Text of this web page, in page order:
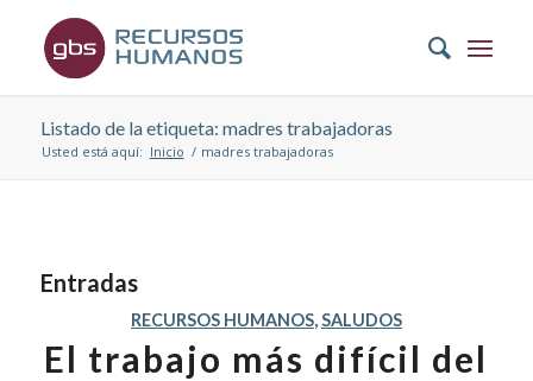
Listado de la etiqueta: madres trabajadoras
Usted está aquí: Inicio / madres trabajadoras
Entradas
RECURSOS HUMANOS,SALUDOS
El trabajo más difícil del